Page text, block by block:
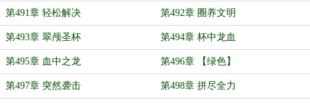
第491章 轻松解决 第492章 圈养文明
第493章 翠颅圣杯 第494章 杯中龙血
第495章 血中之龙 第496章 【绿色】
第497章 突然袭击 第498章 拼尽全力